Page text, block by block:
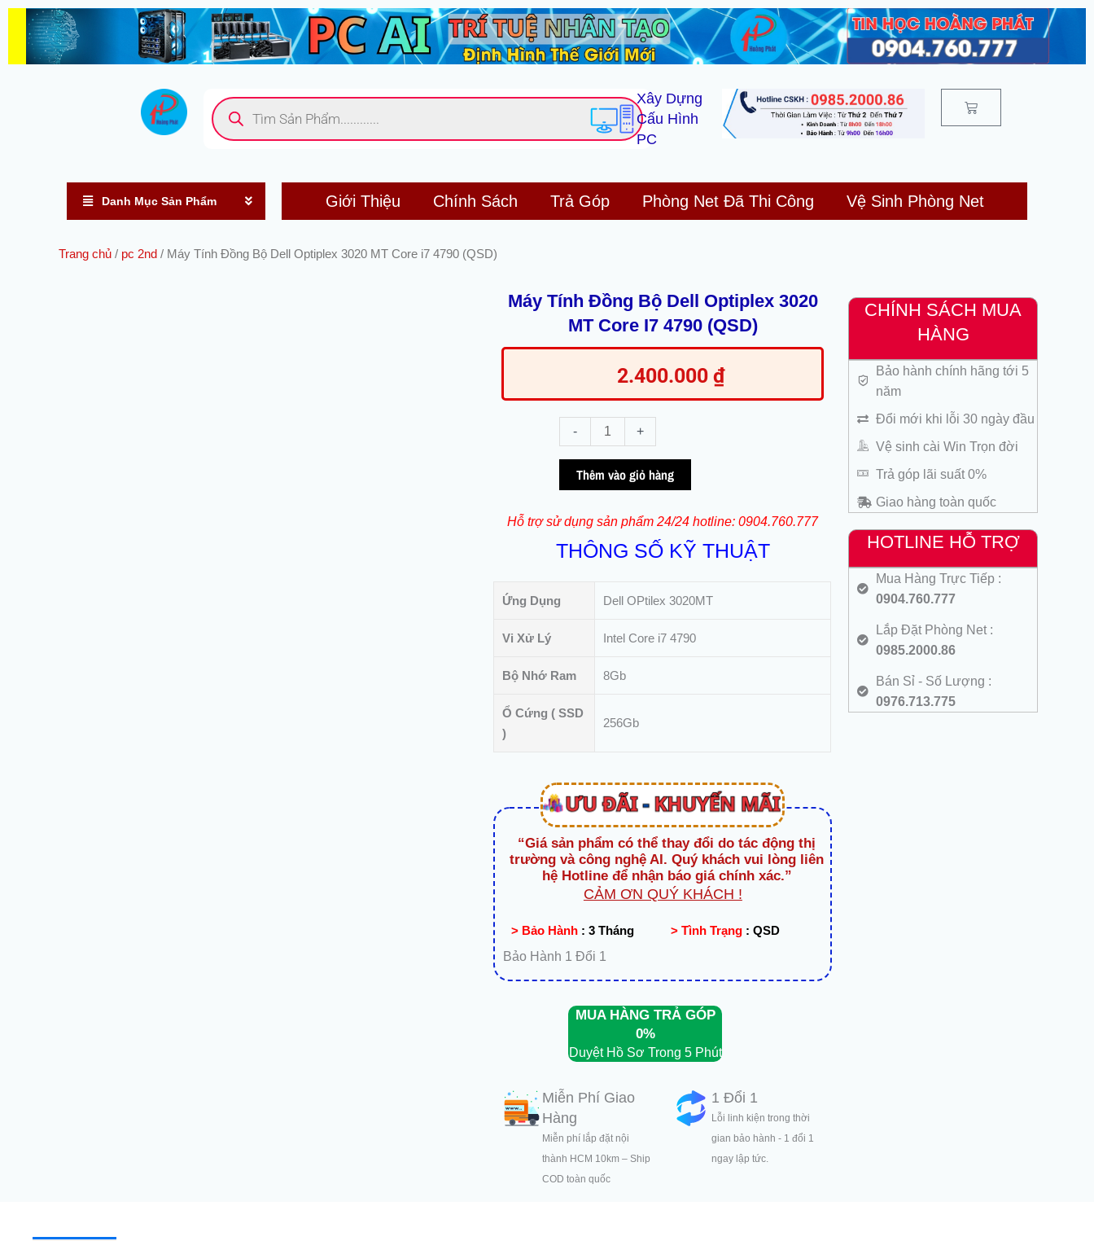
Nhảy
Tìm
kiếm
sản
phẩm
Xây Dựng
Cấu Hình
PC
Cart
Danh Mục Sản Phẩm Giới Thiệu Chính Sách Trả Góp Phòng Net Đã Thi Công Vệ Sinh Phòng Net
Trang chủ / pc 2nd / Máy Tính Đồng Bộ Dell Optiplex 3020 MT Core i7 4790 (QSD)
Máy Tính Đồng Bộ Dell Optiplex 3020
MT Core I7 4790 (QSD)
2.400.000₫
-
Tính
Đồng
Bộ
Optiplex
3020
i7
số
+
Thêm vào giỏ hàng
Hỗ trợ sử dụng sản phẩm 24/24 hotline: 0904.760.777
THÔNG SỐ KỸ THUẬT
Ứng Dụng Dell OPtilex 3020MT
Vi Xử Lý Intel Core i7 4790
Bộ Nhớ Ram 8Gb
Ổ Cứng ( SSD
)
256Gb
“Giá sản phẩm có thể thay đổi do tác động thị
trường và công nghệ AI. Quý khách vui lòng liên
hệ Hotline để nhận báo giá chính xác.”
CẢM ƠN QUÝ KHÁCH !
> Bảo Hành :3 Tháng > Tình Trạng :QSD
Bảo Hành 1 Đổi 1
MUA HÀNG TRẢ GÓP
0%
Duyệt Hồ Sơ Trong 5 Phút
Miễn Phí Giao
Hàng
Miễn phí lắp đặt nội
thành HCM 10km – Ship
COD toàn quốc
1 Đổi 1
Lỗi linh kiện trong thời
gian bảo hành - 1 đổi 1
ngay lập tức.
CHÍNH SÁCH MUA
HÀNG
Bảo hành chính hãng tới 5
năm
Đổi mới khi lỗi 30 ngày đầu
Vệ sinh cài Win Trọn đời
Trả góp lãi suất 0%
Giao hàng toàn quốc
HOTLINE HỖ TRỢ
Mua Hàng Trực Tiếp :
0904.760.777
Lắp Đặt Phòng Net :
0985.2000.86
Bán Sỉ - Số Lượng :
0976.713.775